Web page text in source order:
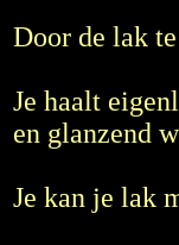
Door de lak
Je haalt
en glanzend
Je kan je lak